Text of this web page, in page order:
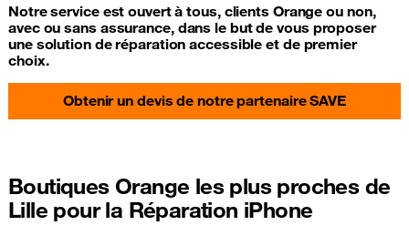
Notre service est ouvert à tous, clients Orange ou non,
avec ou sans assurance, dans le but de vous proposer
une solution de réparation accessible et de premier
choix.
Obtenir un devis de notre partenaire SAVE
Boutiques Orange les plus proches de
Lille pour la Réparation iPhone